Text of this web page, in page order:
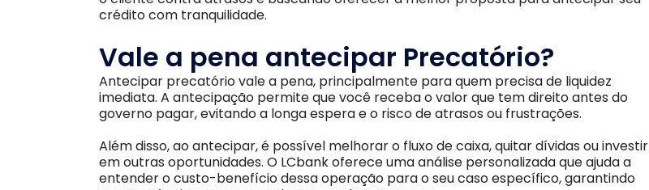
crédito com tranquilidade.​
Vale a pena antecipar Precatório?
Antecipar precatório vale a pena, principalmente para quem precisa de liquidez
imediata. A antecipação permite que você receba o valor que tem direito antes do
governo pagar, evitando a longa espera e o risco de atrasos ou frustrações.
Além disso, ao antecipar, é possível melhorar o fluxo de caixa, quitar dívidas ou investir
em outras oportunidades. O LCbank oferece uma análise personalizada que ajuda a
entender o custo-benefício dessa operação para o seu caso específico, garantindo